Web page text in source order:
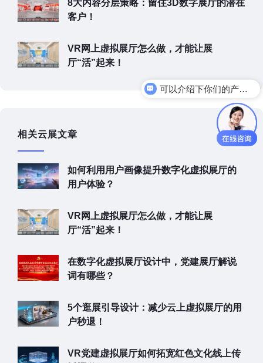
8大内容分层策略：留住3D数字展厅的潜在
客户！
VR网上虚拟展厅怎么做，才能让展
厅“活”起来！
相关云展文章
如何利用用户画像提升数字化虚拟展厅的
用户体验？
VR网上虚拟展厅怎么做，才能让展
厅“活”起来！
在数字化虚拟展厅设计中，党建展厅解说
词有哪些？
5个逛展引导设计：减少云上虚拟展厅的用
户秒退！
VR党建虚拟展厅如何拓宽红色文化线上传